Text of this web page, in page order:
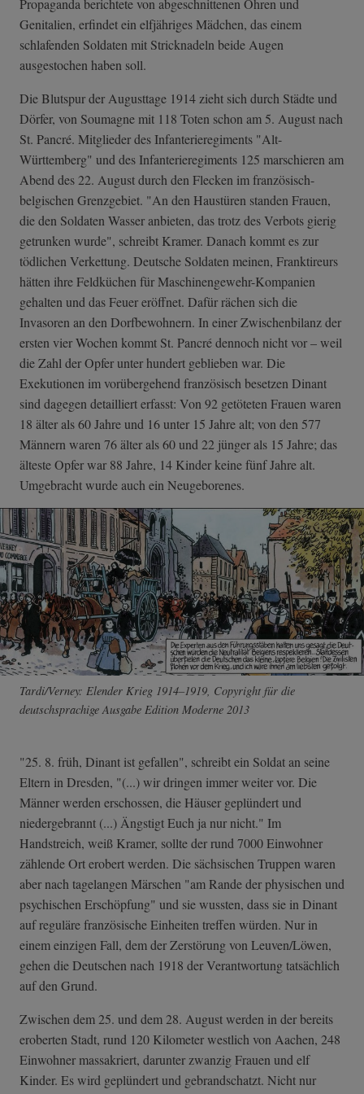
Propaganda berichtete von abgeschnittenen Ohren und
Genitalien, erfindet ein elfjähriges Mädchen, das einem
schlafenden Soldaten mit Stricknadeln beide Augen
ausgestochen haben soll.
Die Blutspur der Augusttage 1914 zieht sich durch Städte und
Dörfer, von Soumagne mit 118 Toten schon am 5. August nach
St. Pancré. Mitglieder des Infanterieregiments "Alt-
Württemberg" und des Infanterieregiments 125 marschieren am
Abend des 22. August durch den Flecken im französisch-
belgischen Grenzgebiet. "An den Haustüren standen Frauen,
die den Soldaten Wasser anbieten, das trotz des Verbots gierig
getrunken wurde", schreibt Kramer. Danach kommt es zur
tödlichen Verkettung. Deutsche Soldaten meinen, Franktireurs
hätten ihre Feldküchen für Maschinengewehr-Kompanien
gehalten und das Feuer eröffnet. Dafür rächen sich die
Invasoren an den Dorfbewohnern. In einer Zwischenbilanz der
ersten vier Wochen kommt St. Pancré dennoch nicht vor – weil
die Zahl der Opfer unter hundert geblieben war. Die
Exekutionen im vorübergehend französisch besetzen Dinant
sind dagegen detailliert erfasst: Von 92 getöteten Frauen waren
18 älter als 60 Jahre und 16 unter 15 Jahre alt; von den 577
Männern waren 76 älter als 60 und 22 jünger als 15 Jahre; das
älteste Opfer war 88 Jahre, 14 Kinder keine fünf Jahre alt.
Umgebracht wurde auch ein Neugeborenes.
Tardi/Verney: Elender Krieg 1914–1919, Copyright für die
deutschsprachige Ausgabe Edition Moderne 2013
"25. 8. früh, Dinant ist gefallen", schreibt ein Soldat an seine
Eltern in Dresden, "(...) wir dringen immer weiter vor. Die
Männer werden erschossen, die Häuser geplündert und
niedergebrannt (...) Ängstigt Euch ja nur nicht." Im
Handstreich, weiß Kramer, sollte der rund 7000 Einwohner
zählende Ort erobert werden. Die sächsischen Truppen waren
aber nach tagelangen Märschen "am Rande der physischen und
psychischen Erschöpfung" und sie wussten, dass sie in Dinant
auf reguläre französische Einheiten treffen würden. Nur in
einem einzigen Fall, dem der Zerstörung von Leuven/Löwen,
gehen die Deutschen nach 1918 der Verantwortung tatsächlich
auf den Grund.
Zwischen dem 25. und dem 28. August werden in der bereits
eroberten Stadt, rund 120 Kilometer westlich von Aachen, 248
Einwohner massakriert, darunter zwanzig Frauen und elf
Kinder. Es wird geplündert und gebrandschatzt. Nicht nur